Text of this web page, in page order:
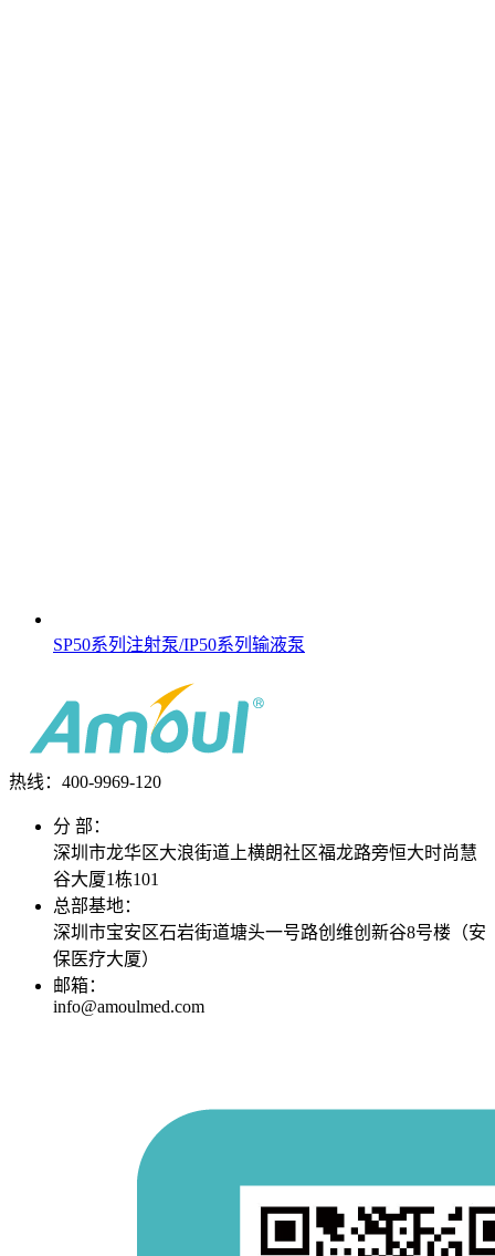
SP50系列注射泵/IP50系列输液泵
热线：400-9969-120
分 部：
深圳市龙华区大浪街道上横朗社区福龙路旁恒大时尚慧
谷大厦1栋101
总部基地：
深圳市宝安区石岩街道塘头一号路创维创新谷8号楼（安
保医疗大厦）
邮箱：
info@amoulmed.com